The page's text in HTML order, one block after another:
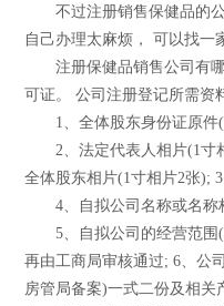
不过注册销售保健品的公
自己办理太麻烦， 可以找一
注册保健品销售公司有哪
可证。 公司注册登记所需资
1、全体股东身份证原件(
2、法定代表人相片(1寸
全体股东相片(1寸相片2张);
4、自拟公司名称或名称
5、自拟公司的经营范围(
再由工商局审核通过; 6、公
房管局备案)一式二份及相